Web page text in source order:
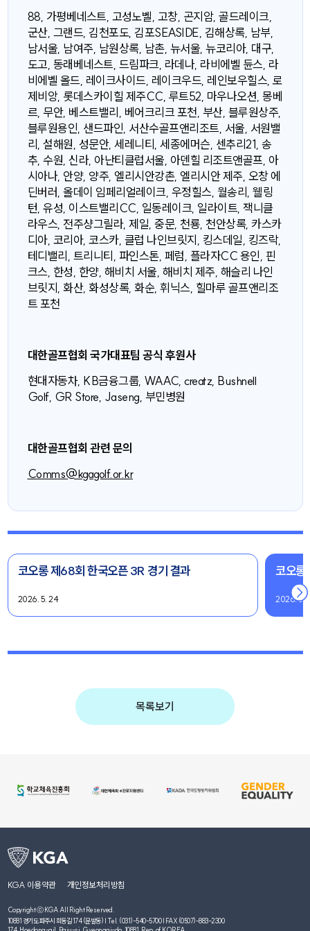
88, 가평베네스트, 고성노벨, 고창, 곤지암, 골드레이크,
군산, 그랜드, 김천포도, 김포SEASIDE, 김해상록, 남부,
남서울, 남여주, 남원상록, 남촌, 뉴서울, 뉴코리아, 대구,
도고, 동래베네스트, 드림파크, 라데나, 라비에벨 듄스, 라
비에벨 올드, 레이크사이드, 레이크우드, 레인보우힐스, 로
제비앙, 롯데스카이힐 제주CC, 루트52, 마우나오션, 몽베
르, 무안, 베스트밸리, 베어크리크 포천, 부산, 블루원상주,
블루원용인, 샌드파인, 서산수골프앤리조트, 서울, 서원밸
리, 설해원, 성문안, 세레니티, 세종에머슨, 센추리21, 송
추, 수원, 신라, 아난티클럽서울, 아덴힐 리조트앤골프, 아
시아나, 안양, 양주, 엘리시안강촌, 엘리시안 제주, 오창 에
딘버러, 올데이 임페리얼레이크, 우정힐스, 월송리, 웰링
턴, 유성, 이스트밸리CC, 일동레이크, 일라이트, 잭니클
라우스, 전주샹그릴라, 제일, 중문, 천룡, 천안상록, 카스카
디아, 코리아, 코스카, 클럽 나인브릿지, 킹스데일, 킹즈락,
테디밸리, 트리니티, 파인스톤, 페럼, 플라자CC 용인, 핀
크스, 한성, 한양, 해비치 서울, 해비치 제주, 해슬리 나인
브릿지, 화산, 화성상록, 화순, 휘닉스, 힐마루 골프앤리조
트 포천
대한골프협회 국가대표팀 공식 후원사
현대자동차, KB금융그룹, WAAC, creatz, Bushnell
Golf, GR Store, Jaseng, 부민병원
대한골프협회 관련 문의
Comms@kgagolf.or.kr
코오롱 제68회 한국오픈 3R 경기 결과
2026. 5. 24
코오롱
2026. 5.
목록보기
KGA 이용약관 개인정보처리방침
Copyright ⓒ KGA All Right Reserved.
10881 경기도 파주시 회동길 174 (문발동) | Tel. (031)-540-5700 | FAX (0507)-883-2300